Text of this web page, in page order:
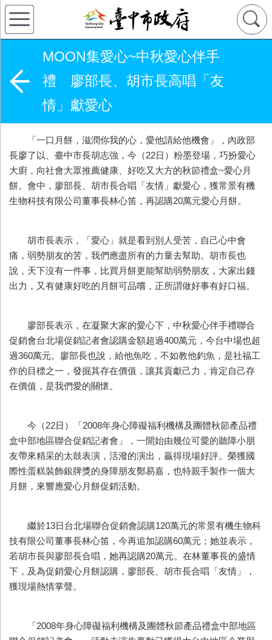
MOON集愛心~中秋愛心伴手
禮 廖部長、胡市長高唱「友
情」獻愛心
「一口月餅，滋潤你我的心，愛他請給他機會」，內政部
長廖了以、臺中市長胡志強，今（22日）粉墨登場，巧扮愛心
大廚，向社會大眾推薦健康、好吃又大方的秋節禮盒~愛心月
餅。會中，廖部長、胡市長合唱「友情」獻愛心，獲常景有機
生物科技有限公司董事長林心笛，再認購20萬元愛心月餅。
胡市長表示，「愛心」就是看到別人受苦，自己心中會
痛，弱勢朋友的苦，我們應盡所有的力量去幫助。胡市長也
說，天下沒有一件事，比買月餅更能幫助弱勢朋友，大家出錢
出力，又有健康好吃的月餅可品嚐，正所謂做好事有好口福。
廖部長表示，在凝聚大家的愛心下，中秋愛心伴手禮聯合
促銷會台北場促銷記者會認購金額超過400萬元，今台中場也超
過360萬元。廖部長也說，給他魚吃，不如教他釣魚，是社福工
作的目標之一，發掘其存在價值，讓其貢獻己力，肯定自己存
在價值，是我們愛的關懷。
今（22日）「2008年身心障礙福利機構及團體秋節產品禮
盒中部地區聯合促銷記者會」，一開始由幾位可愛的聽障小朋
友帶來精采的太鼓表演，活潑的演出，贏得現場好評。榮獲國
際性蛋糕裝飾銀牌獎的身障朋友鄭易嘉，也特親手製作一個大
月餅，來響應愛心月餅促銷活動。
繼於13日台北場聯合促銷會認購120萬元的常景有機生物科
技有限公司董事長林心笛，今再追加認購60萬元；她並表示，
若胡市長與廖部長合唱，她再認購20萬元。在林董事長的盛情
下，及為促銷愛心月餅認購，廖部長、胡市長合唱「友情」，
獲現場熱情掌聲。
「2008年身心障礙福利機構及團體秋節產品禮盒中部地區